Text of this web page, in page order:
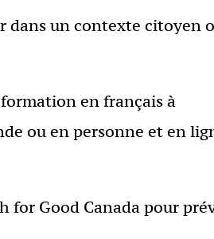
dans un contexte citoyen
en français à
ou en personne et en
for Good Canada pour